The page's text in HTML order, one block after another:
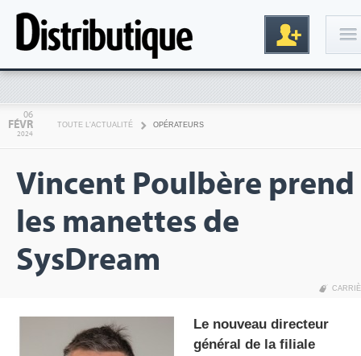
06
FÉVR
2024
TOUTE L'ACTUALITÉ OPÉRATEURS
Vincent Poulbère prend
les manettes de
SysDream
Le nouveau directeur
général de la filiale